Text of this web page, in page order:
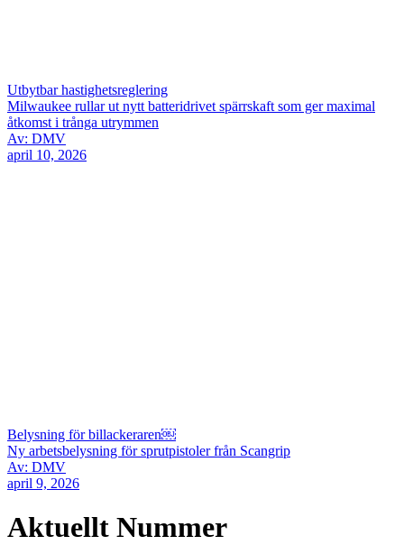
Utbytbar hastighetsreglering
Milwaukee rullar ut nytt batteridrivet spärrskaft som ger maximal
åtkomst i trånga utrymmen
Av: DMV
april 10, 2026
Belysning för billackeraren￼
Ny arbetsbelysning för sprutpistoler från Scangrip
Av: DMV
april 9, 2026
Aktuellt Nummer